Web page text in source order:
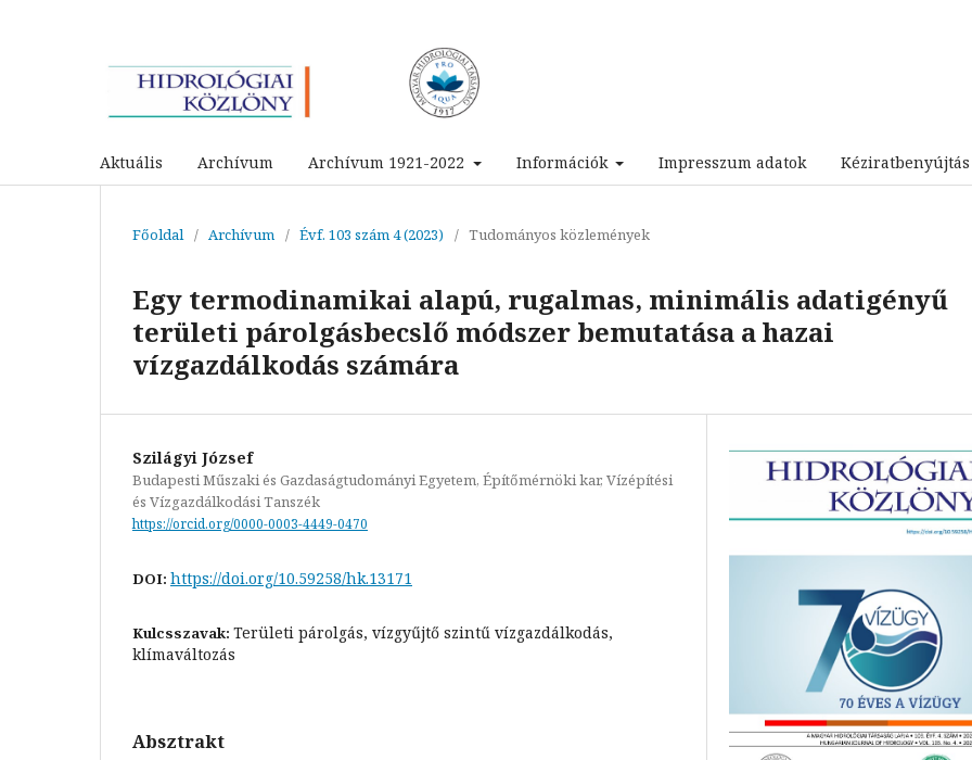
Aktuális Archívum Archívum 1921-2022 Információk Impresszum adatok Kéziratbenyújtás
Főoldal / Archívum / Évf. 103 szám 4 (2023) / Tudományos közlemények
Egy termodinamikai alapú, rugalmas, minimális adatigényű
területi párolgásbecslő módszer bemutatása a hazai
vízgazdálkodás számára
Szilágyi József
Budapesti Műszaki és Gazdaságtudományi Egyetem, Építőmérnöki kar, Vízépítési
és Vízgazdálkodási Tanszék
https://orcid.org/0000-0003-4449-0470
DOI: https://doi.org/10.59258/hk.13171
Kulcsszavak: Területi párolgás, vízgyűjtő szintű vízgazdálkodás,
klímaváltozás
Absztrakt